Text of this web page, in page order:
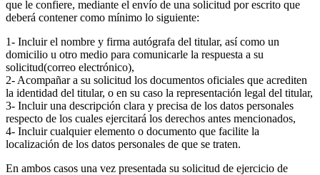
que le confiere, mediante el envío de una solicitud por escrito que
deberá contener como mínimo lo siguiente:
1- Incluir el nombre y firma autógrafa del titular, así como un
domicilio u otro medio para comunicarle la respuesta a su
solicitud(correo electrónico),
2- Acompañar a su solicitud los documentos oficiales que acrediten
la identidad del titular, o en su caso la representación legal del titular,
3- Incluir una descripción clara y precisa de los datos personales
respecto de los cuales ejercitará los derechos antes mencionados,
4- Incluir cualquier elemento o documento que facilite la
localización de los datos personales de que se traten.
En ambos casos una vez presentada su solicitud de ejercicio de